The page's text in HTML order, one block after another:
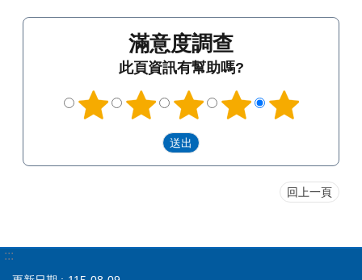
滿意度調查
此頁資訊有幫助嗎?
回上一頁
:::